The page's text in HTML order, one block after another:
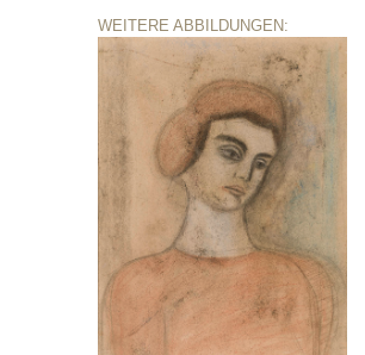
WEITERE ABBILDUNGEN: